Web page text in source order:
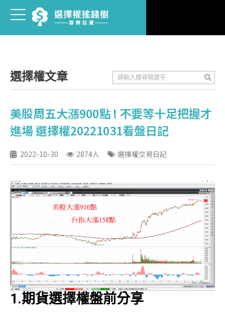
選擇權文章
美股周五大漲900點 ! 不要等十足把握才
進場 選擇權20221031看盤日記
2022-10-30 2874人 選擇權交易日記
1.期貨選擇權盤前分享